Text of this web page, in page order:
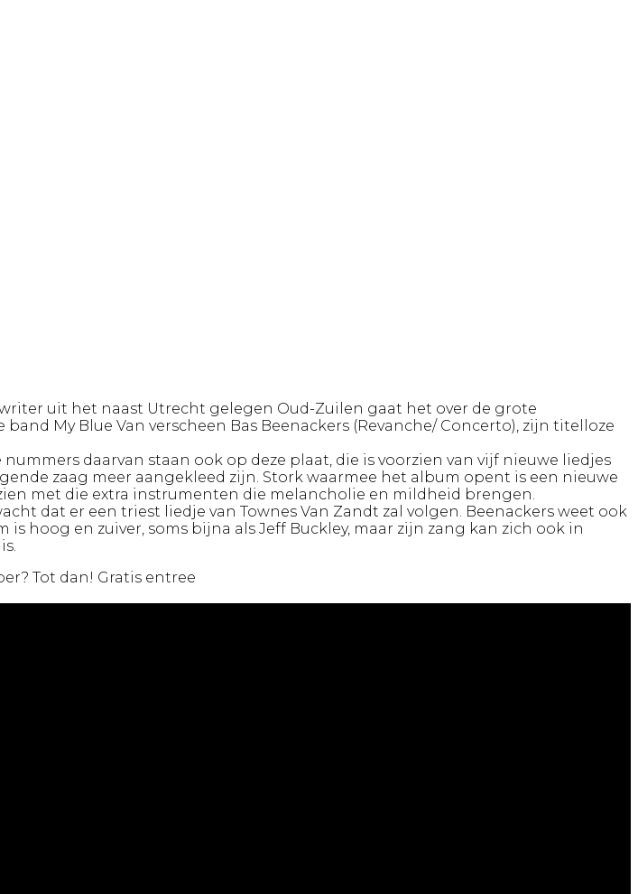
uit het naast Utrecht gelegen Oud-Zuilen gaat het over de grote
My Blue Van verscheen Bas Beenackers (Revanche/ Concerto), zijn titelloze
daarvan staan ook op deze plaat, die is voorzien van vijf nieuwe liedjes
zaag meer aangekleed zijn. Stork waarmee het album opent is een nieuwe
met die extra instrumenten die melancholie en mildheid brengen.
dat er een triest liedje van Townes Van Zandt zal volgen. Beenackers weet ook
hoog en zuiver, soms bijna als Jeff Buckley, maar zijn zang kan zich ook in
Tot dan! Gratis entree